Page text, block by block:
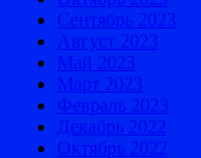
Сентябрь 2023
Август 2023
Май 2023
Март 2023
Февраль 2023
Декабрь 2022
Октябрь 2022